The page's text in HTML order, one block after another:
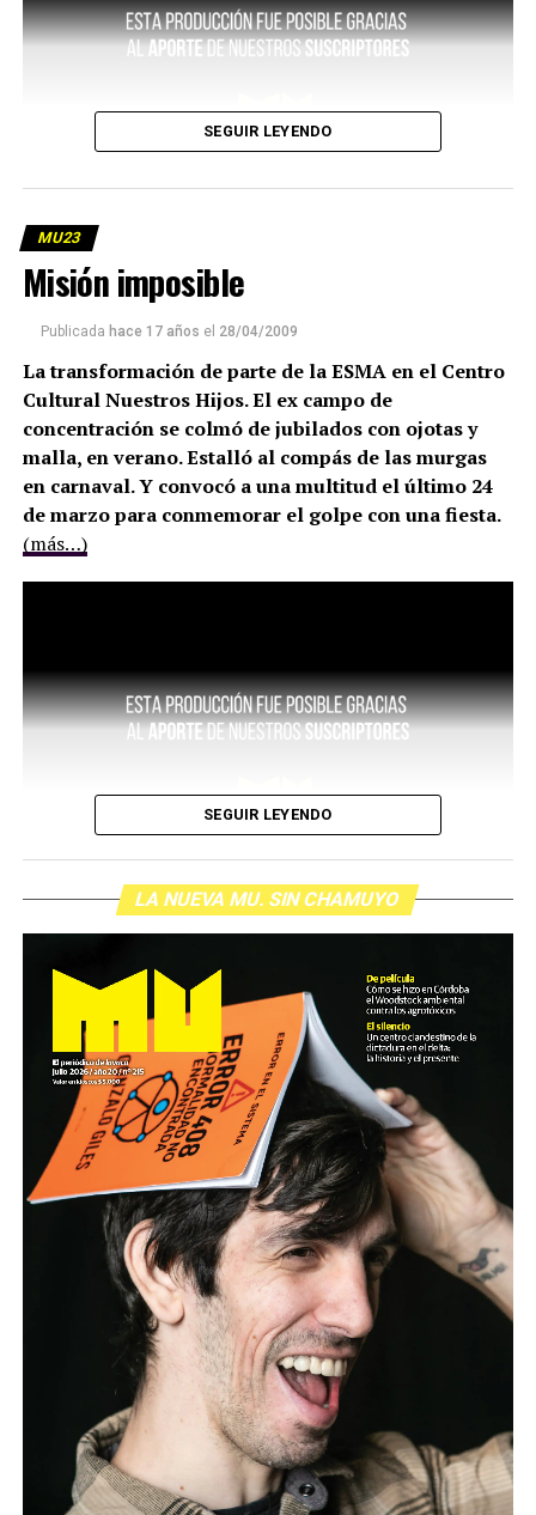
SEGUIR LEYENDO
MU23
Misión imposible
Publicada hace 17 años el 28/04/2009
La transformación de parte de la ESMA en el Centro
Cultural Nuestros Hijos. El ex campo de
concentración se colmó de jubilados con ojotas y
malla, en verano. Estalló al compás de las murgas
en carnaval. Y convocó a una multitud el último 24
de marzo para conmemorar el golpe con una fiesta.
(más…)
SEGUIR LEYENDO
LA NUEVA MU. SIN CHAMUYO